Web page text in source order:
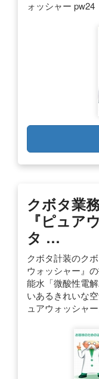
ォッシャー
クボタ業
『ピュア
タ …
クボタ計装のク
ウォッシャー』
能水「微酸性電
いあるきれいな
ュアウォッシャー